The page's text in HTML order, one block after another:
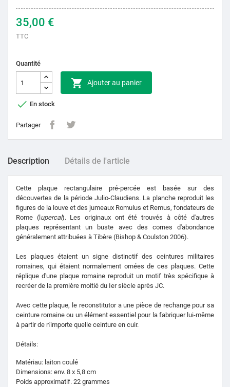
35,00 €
TTC
Quantité
 Ajouter au panier
 En stock
Partager
Description Détails de l'article
Cette plaque rectangulaire pré-percée est basée sur des
découvertes de la période Julio-Claudiens. La planche reproduit les
figures de la louve et des jumeaux Romulus et Remus, fondateurs de
Rome (l upercal). Les originaux ont été trouvés à côté d'autres
plaques représentant un buste avec des cornes d'abondance
généralement attribuées à Tibère (Bishop & Coulston 2006).
Les plaques étaient un signe distinctif des ceintures militaires
romaines, qui étaient normalement ornées de ces plaques. Cette
réplique d'une plaque romaine reproduit un motif très spécifique à
recréer de la première moitié du Ier siècle après JC.
Avec cette plaque, le reconstitutor a une pièce de rechange pour sa
ceinture romaine ou un élément essentiel pour la fabriquer lui-même
à partir de n'importe quelle ceinture en cuir.
Détails:
Matériau: laiton coulé
Dimensions: env. 8 x 5,8 cm
Poids approximatif. 22 grammes